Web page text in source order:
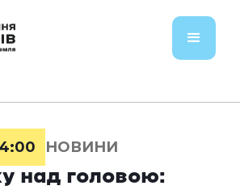
НОВИНИ
над головою: